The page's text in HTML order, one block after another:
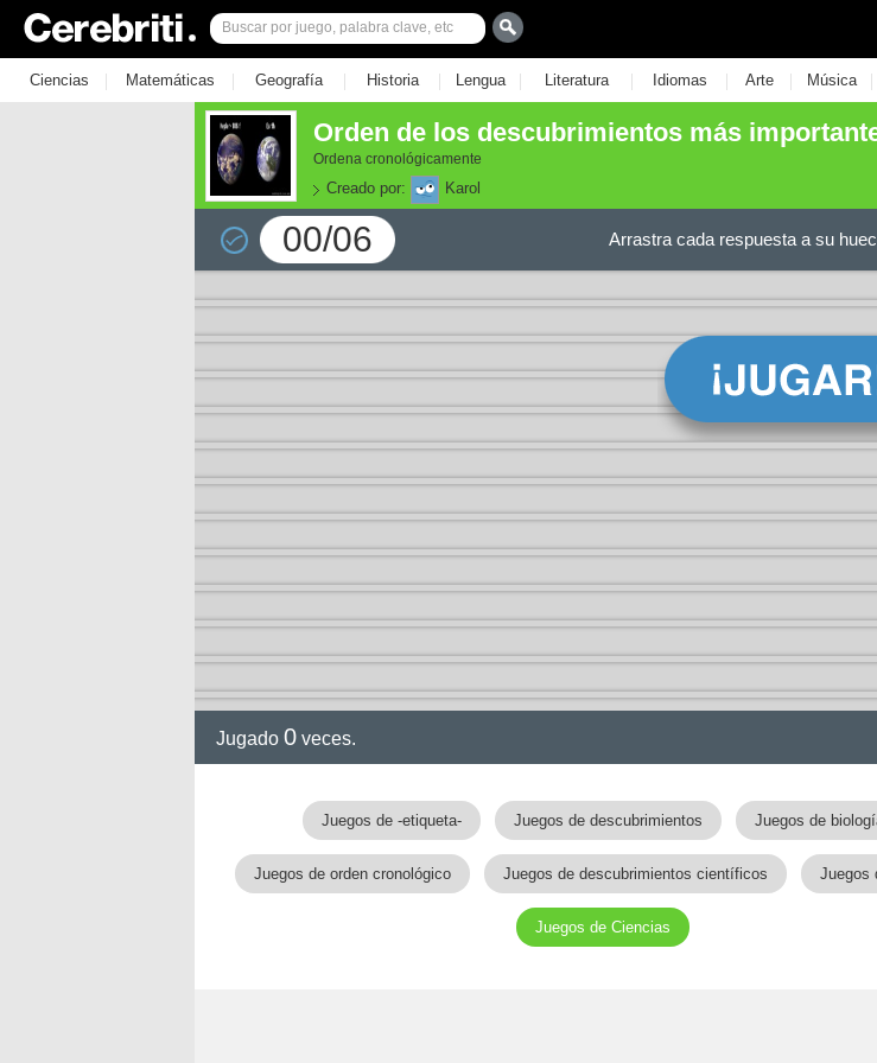
Ciencias | Matemáticas | Geografía | Historia | Lengua | Literatura | Idiomas | Arte | Música |
Orden de los descubrimientos más
Ordena cronológicamente
Creado por: Karol
00/06 Arrastra cada respuesta a su
Jugado 0 veces.
Juegos de -etiqueta- Juegos de descubrimientos Juegos de
Juegos de orden cronológico Juegos de descubrimientos científicos Juegos
Juegos de Ciencias